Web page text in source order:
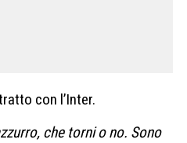
con l’Inter.
che torni o no. Sono